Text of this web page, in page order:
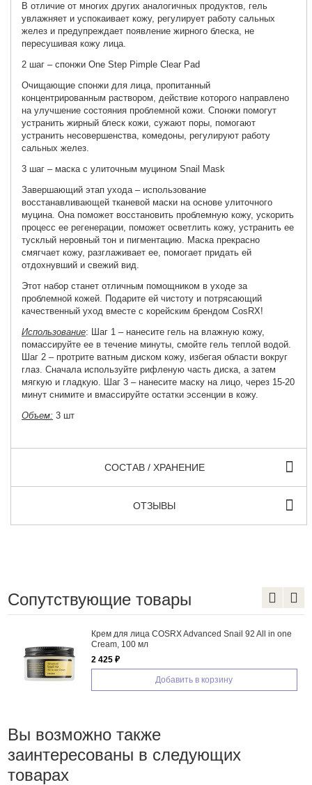
В отличие от многих других аналогичных продуктов, гель
увлажняет и успокаивает кожу, регулирует работу сальных
желез и предупреждает появление жирного блеска, не
пересушивая кожу лица.
2 шаг – спонжи One Step Pimple Clear Pad
Очищающие спонжи для лица, пропитанный
концентрированным раствором, действие которого направлено
на улучшение состояния проблемной кожи. Спонжи помогут
устранить жирный блеск кожи, сужают поры, помогают
устранить несовершенства, комедоны, регулируют работу
сальных желез.
3 шаг – маска с улиточным муцином Snail Mask
Завершающий этап ухода – использование
восстанавливающей тканевой маски на основе улиточного
муцина. Она поможет восстановить проблемную кожу, ускорить
процесс ее регенерации, поможет осветлить кожу, устранить ее
тусклый неровный тон и пигментацию. Маска прекрасно
смягчает кожу, разглаживает ее, помогает придать ей
отдохнувший и свежий вид.
Этот набор станет отличным помощником в уходе за
проблемной кожей. Подарите ей чистоту и потрясающий
качественный уход вместе с корейским брендом CosRX!
Использование: Шаг 1 – нанесите гель на влажную кожу,
помассируйте ее в течение минуты, смойте гель теплой водой.
Шаг 2 – протрите ватным диском кожу, избегая области вокруг
глаз. Сначала используйте рифленую часть диска, а затем
мягкую и гладкую. Шаг 3 – нанесите маску на лицо, через 15-20
минут снимите и вмассируйте остатки эссенции в кожу.
Объем: 3 шт
СОСТАВ / ХРАНЕНИЕ
ОТЗЫВЫ
Сопутствующие товары
Крем для лица COSRX Advanced Snail 92 All in one
Cream, 100 мл
2 425 ₽
Добавить в корзину
Вы возможно также
заинтересованы в следующих
товарах